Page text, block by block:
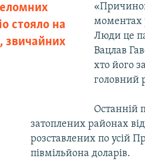
стояло на
звичайних
моментах
Люди це
Вацлав
хто його
головний
Останній
затоплених районах
розставлених по усій
півмільйона доларів.